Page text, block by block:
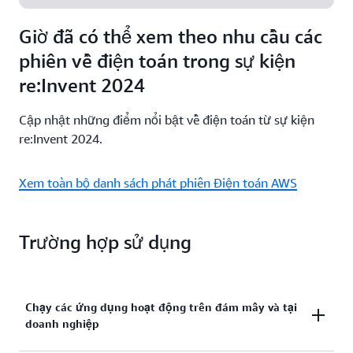
Tìm hiểu thêm
giúp bạn.
Tìm hiểu thêm
Giờ đã có thể xem theo nhu cầu các
phiên về điện toán trong sự kiện
re:Invent 2024
Cập nhật những điểm nổi bật về điện toán từ sự kiện
re:Invent 2024.
Xem toàn bộ danh sách phát phiên Điện toán AWS
Trường hợp sử dụng
Chạy các ứng dụng hoạt động trên đám mây và tại
doanh nghiệp